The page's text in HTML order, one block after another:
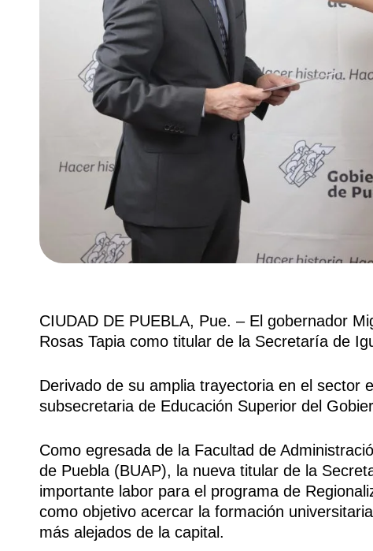
CIUDAD DE PUEBLA, Pue. – El gobernador
Rosas Tapia como titular de la Secretaría de
Derivado de su amplia trayectoria en el sector
subsecretaria de Educación Superior del
Como egresada de la Facultad de
de Puebla (BUAP), la nueva titular de la
importante labor para el programa de
como objetivo acercar la formación
más alejados de la capital.